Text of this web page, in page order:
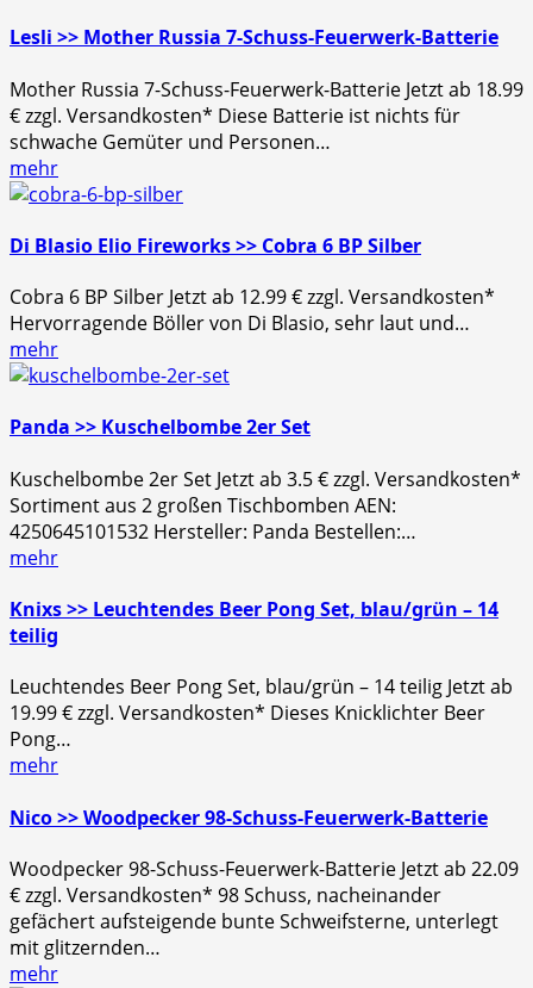
Lesli >> Mother Russia 7-Schuss-Feuerwerk-Batterie
Mother Russia 7-Schuss-Feuerwerk-Batterie Jetzt ab 18.99
€ zzgl. Versandkosten* Diese Batterie ist nichts für
schwache Gemüter und Personen…
mehr
Di Blasio Elio Fireworks >> Cobra 6 BP Silber
Cobra 6 BP Silber Jetzt ab 12.99 € zzgl. Versandkosten*
Hervorragende Böller von Di Blasio, sehr laut und…
mehr
Panda >> Kuschelbombe 2er Set
Kuschelbombe 2er Set Jetzt ab 3.5 € zzgl. Versandkosten*
Sortiment aus 2 großen Tischbomben AEN:
4250645101532 Hersteller: Panda Bestellen:…
mehr
Knixs >> Leuchtendes Beer Pong Set, blau/grün – 14
teilig
Leuchtendes Beer Pong Set, blau/grün – 14 teilig Jetzt ab
19.99 € zzgl. Versandkosten* Dieses Knicklichter Beer
Pong…
mehr
Nico >> Woodpecker 98-Schuss-Feuerwerk-Batterie
Woodpecker 98-Schuss-Feuerwerk-Batterie Jetzt ab 22.09
€ zzgl. Versandkosten* 98 Schuss, nacheinander
gefächert aufsteigende bunte Schweifsterne, unterlegt
mit glitzernden…
mehr